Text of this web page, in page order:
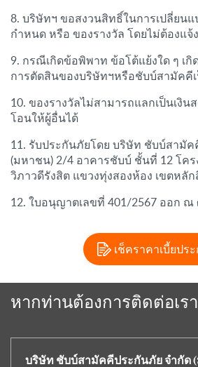
8. บริษัทฯ ขอสงวนสิทธิ์ในการเปลี่ยนแ
กำหนด หรือ ของรางวัล โดยไม่ต้องแจ้
9. กรณีเกิดข้อพิพาท ข้อโต้แย้งใด ๆ เ
การตัดสินของบริษัทฯหรือชับบ์สามัคคี
10. ของรางวัลไม่สามารถแลกเป็นเงิน
โอนให้ผู้อื่นได้
11. รับประกันภัยโดย บริษัท ชับบ์สามั
(มหาชน) 2/4 อาคารชับบ์ ชั้นที่ 12 โค
วิภาวดีรังสิต แขวงทุ่งสองห้อง เขตหลัก
12. ใบอนุญาตเลขที่ 401/2567 ออก
เช็คราคาเบี้ยปร
หากท่านต้องการติดต่อเรา
บริษัท ชับบ์สามัคคีประกันภัย จำกัด